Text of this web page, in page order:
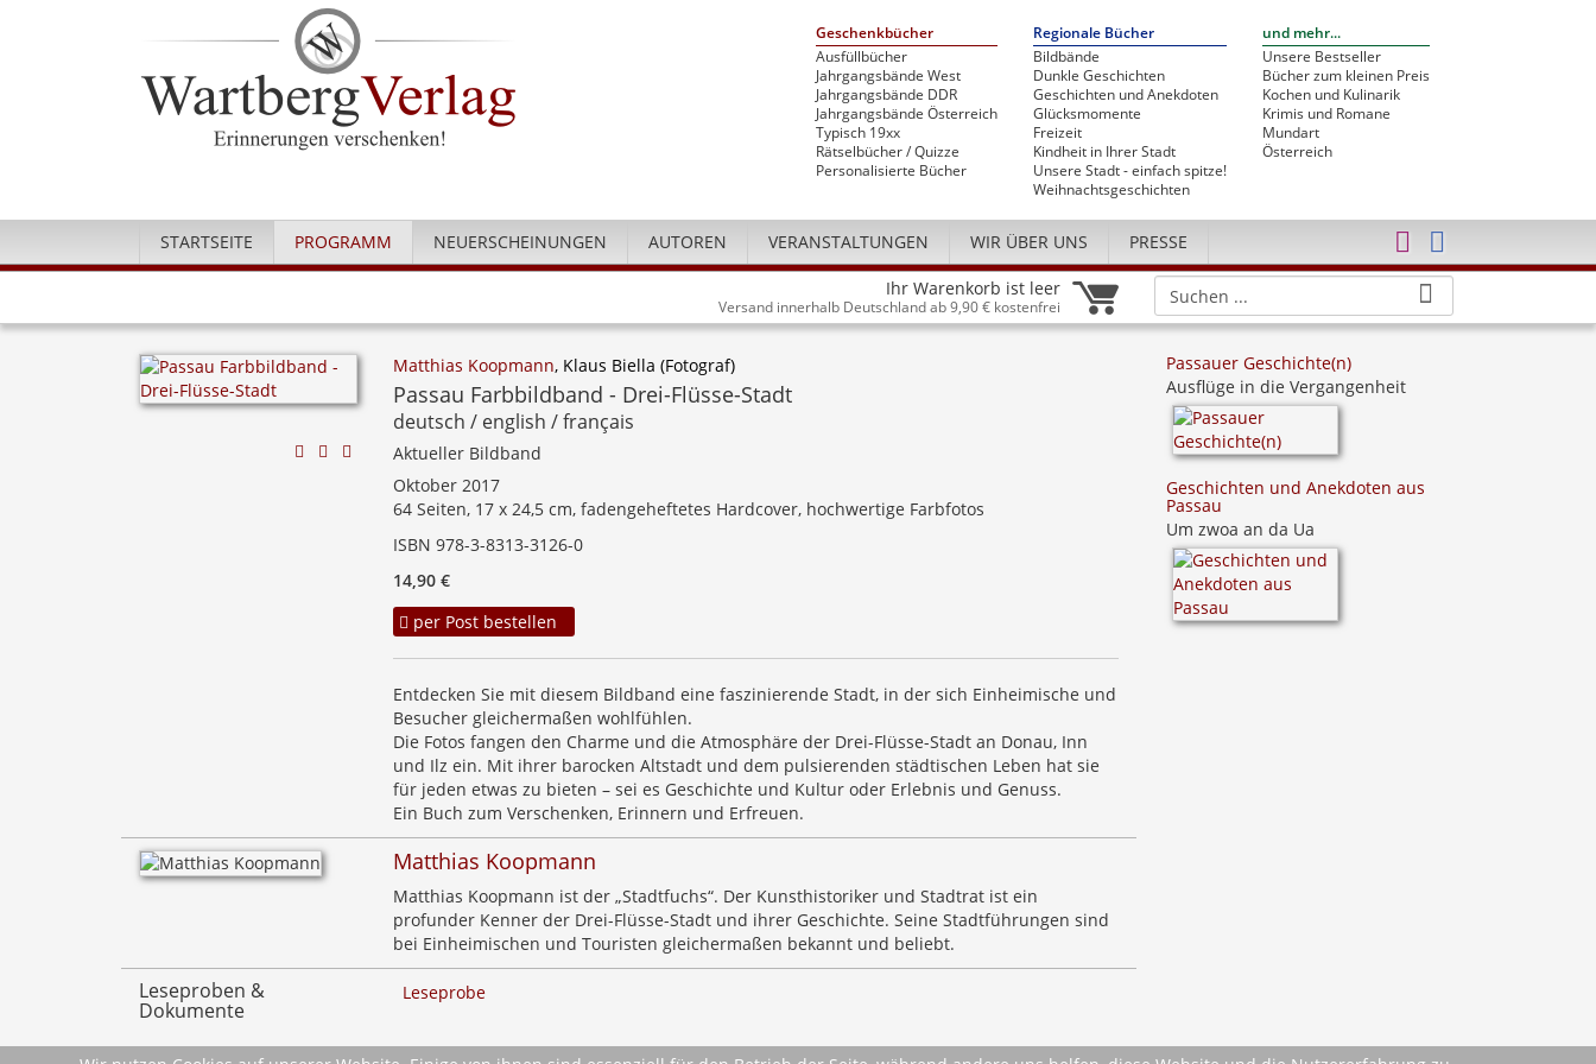
Geschenkbücher
Ausfüllbücher
Jahrgangsbände West
Jahrgangsbände DDR
Jahrgangsbände Österreich
Typisch 19xx
Rätselbücher / Quizze
Personalisierte Bücher
Regionale Bücher
Bildbände
Dunkle Geschichten
Geschichten und Anekdoten
Glücksmomente
Freizeit
Kindheit in Ihrer Stadt
Unsere Stadt - einfach spitze!
Weihnachtsgeschichten
und mehr...
Unsere Bestseller
Bücher zum kleinen Preis
Kochen und Kulinarik
Krimis und Romane
Mundart
Österreich
STARTSEITE PROGRAMM NEUERSCHEINUNGEN AUTOREN VERANSTALTUNGEN WIR ÜBER UNS PRESSE
Ihr Warenkorb ist leer
Versand innerhalb Deutschland ab 9,90 € kostenfrei
Matthias Koopmann, Klaus Biella (Fotograf)
Passau Farbbildband - Drei-Flüsse-Stadt
deutsch / english / français
Aktueller Bildband
Oktober 2017
64 Seiten, 17 x 24,5 cm, fadengeheftetes Hardcover, hochwertige Farbfotos
ISBN 978-3-8313-3126-0
14,90 €
per Post bestellen
Entdecken Sie mit diesem Bildband eine faszinierende Stadt, in der sich Einheimische und
Besucher gleichermaßen wohlfühlen.
Die Fotos fangen den Charme und die Atmosphäre der Drei-Flüsse-Stadt an Donau, Inn
und Ilz ein. Mit ihrer barocken Altstadt und dem pulsierenden städtischen Leben hat sie
für jeden etwas zu bieten – sei es Geschichte und Kultur oder Erlebnis und Genuss.
Ein Buch zum Verschenken, Erinnern und Erfreuen.
Matthias Koopmann
Matthias Koopmann ist der „Stadtfuchs“. Der Kunsthistoriker und Stadtrat ist ein
profunder Kenner der Drei-Flüsse-Stadt und ihrer Geschichte. Seine Stadtführungen sind
bei Einheimischen und Touristen gleichermaßen bekannt und beliebt.
Leseproben &
Dokumente
Leseprobe
Passauer Geschichte(n)
Ausflüge in die Vergangenheit
Geschichten und Anekdoten aus
Passau
Um zwoa an da Ua